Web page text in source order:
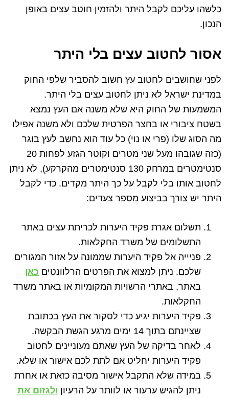
כלשהו עליכם לקבל היתר ולהזמין חוטב עצים באופן
הנכון.
אסור לחטוב עצים בלי היתר
לפני שחושבים לחטוב עץ חשוב להסביר שלפי החוק
במדינת ישראל לא ניתן לחטוב עצים בלי היתר.
המשמעות של החוק היא שלא משנה אם העץ נמצא
בשטח ציבורי או בחצר הפרטית שלכם ולא משנה אפילו
מה הסוג שלו (פרי או נוי) כל עוד הוא נחשב לעץ בוגר
(כזה שגובהו מעל שני מטרים וקוטר הגזע לפחות 20
סנטימטרים במרחק 130 סנטימטרים מהקרקע), לא ניתן
לחטוב אותו בלי לקבל על כך היתר מקדים. כדי לקבל
היתר יש צורך בביצוע מספר צעדים:
תשלום אגרת פקיד היערות לכריתת עצים באתר
התשלומים של משרד החקלאות.
פניייה אל פקיד היערות שממונה על אזור המגורים
שלכם. ניתן למצוא את הפרטים הרלוונטים כאן
באתר, באתרי הרשויות המקומיות או באתר משרד
החקלאות.
פקיד היערות יגיע כדי לסקור את העץ בכתובת
שציינתם בתוך 14 ימים מרגע הגשת הבקשה.
לאחר בדיקה של העץ שאתם מעוניינים לחטוב
פקיד היערות יחליט אם לתת לכם אישור או שלא.
במידה שלא התקבל אישור מסיבה כזאת או אחרת
ניתן להגיש ערעור או לוותר על הרעיון ולגזום את